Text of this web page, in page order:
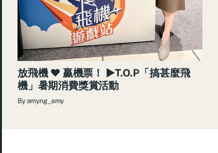
放飛機 ♥ 贏機票！ ►T.O.P「搞甚麼飛
機」暑期消費獎賞活動
Byamyng_amy